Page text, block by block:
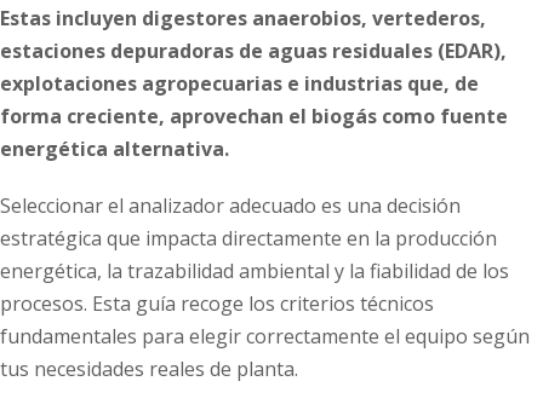
Estas incluyen digestores anaerobios, vertederos,
estaciones depuradoras de aguas residuales (EDAR),
explotaciones agropecuarias e industrias que, de
forma creciente, aprovechan el biogás como fuente
energética alternativa.
Seleccionar el analizador adecuado es una decisión
estratégica que impacta directamente en la producción
energética, la trazabilidad ambiental y la fiabilidad de los
procesos. Esta guía recoge los criterios técnicos
fundamentales para elegir correctamente el equipo según
tus necesidades reales de planta.